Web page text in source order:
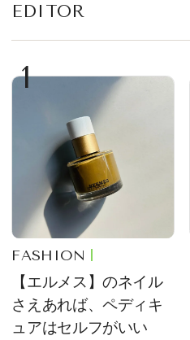
EDITOR
1
FASHION
【エルメス】のネイル
さえあれば、ペディキ
ュアはセルフがいい